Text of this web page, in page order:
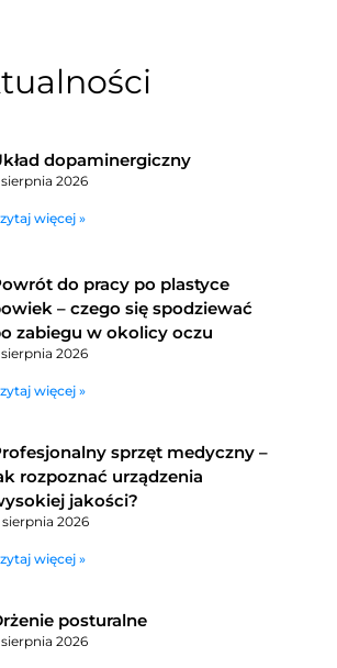
dopaminergiczny
2026
więcej »
do pracy po plastyce
– czego się spodziewać
zabiegu w okolicy oczu
2026
więcej »
sprzęt medyczny –
rozpoznać urządzenia
jakości?
2026
więcej »
posturalne
2026